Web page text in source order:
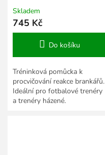
Skladem
745 Kč
Do košíku
Tréninková pomůcka k
procvičování reakce brankářů.
Ideální pro fotbalové trenéry
a trenéry házené.